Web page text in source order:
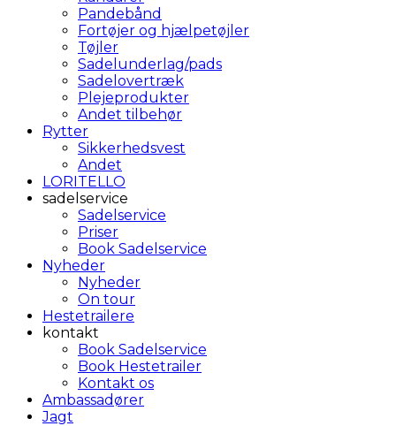
Pandebånd
Fortøjer og hjælpetøjler
Tøjler
Sadelunderlag/pads
Sadelovertræk
Plejeprodukter
Andet tilbehør
Rytter
Sikkerhedsvest
Andet
LORITELLO
sadelservice
Sadelservice
Priser
Book Sadelservice
Nyheder
Nyheder
On tour
Hestetrailere
kontakt
Book Sadelservice
Book Hestetrailer
Kontakt os
Ambassadører
Jagt